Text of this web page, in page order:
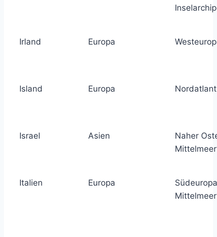
Irland Europa
Island Europa
Israel Asien
Naher
Mittelmeer
Italien Europa
Mittelmeer